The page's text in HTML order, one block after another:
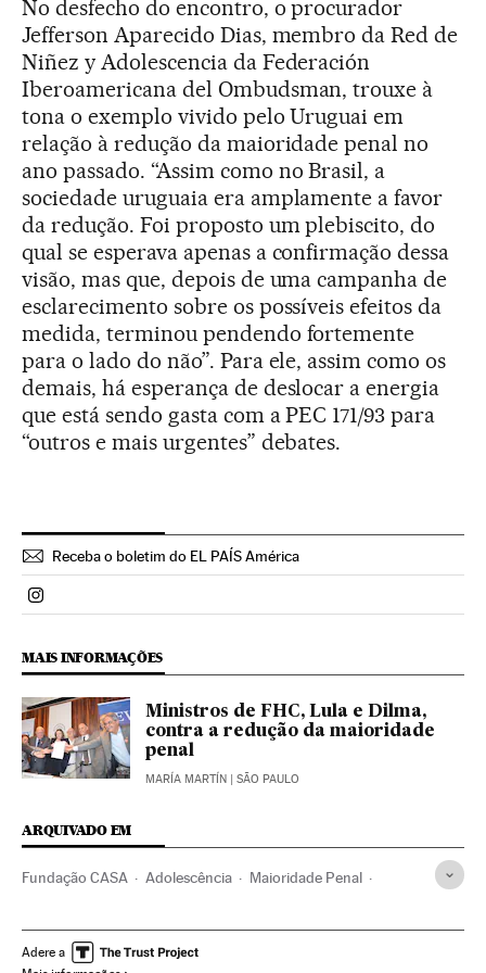
No desfecho do encontro, o procurador
Jefferson Aparecido Dias, membro da Red de
Niñez y Adolescencia da Federación
Iberoamericana del Ombudsman, trouxe à
tona o exemplo vivido pelo Uruguai em
relação à redução da maioridade penal no
ano passado. “Assim como no Brasil, a
sociedade uruguaia era amplamente a favor
da redução. Foi proposto um plebiscito, do
qual se esperava apenas a confirmação dessa
visão, mas que, depois de uma campanha de
esclarecimento sobre os possíveis efeitos da
medida, terminou pendendo fortemente
para o lado do não”. Para ele, assim como os
demais, há esperança de deslocar a energia
que está sendo gasta com a PEC 171/93 para
“outros e mais urgentes” debates.
Receba o boletim do EL PAÍS América
Politica El País Brasil en Instagram
MAIS INFORMAÇÕES
Ministros de FHC, Lula e Dilma,
contra a redução da maioridade
penal
MARÍA MARTÍN | SÃO PAULO
ARQUIVADO EM
Fundação CASA Adolescência Maioridade Penal
Violência Brasil Código penal
Adere a